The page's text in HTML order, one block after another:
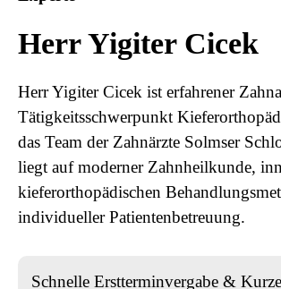
Herr Yigiter Cicek
Herr Yigiter Cicek ist erfahrener
Tätigkeitsschwerpunkt
das Team der Zahnärzte Solmser
liegt auf moderner Zahnheilkunde,
kieferorthopädischen
individueller Patientenbetreuung.
Schnelle Erstterminvergabe &